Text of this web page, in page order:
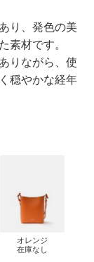
り、発色の美
素材です。
りながら、使
穏やかな経年
オレンジ
在庫なし